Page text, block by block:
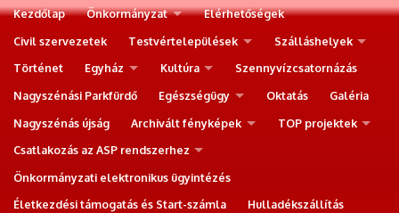
Kezdőlap Önkormányzat
Elérhetőségek
Civil szervezetek
Testvértelepülések
Szálláshelyek
Történet
Egyház Kultúra
Szennyvízcsatornázás
Nagyszénási Parkfürdő
Egészségügy Oktatás
Galéria
Nagyszénás újság
Archivált fényképek
TOP projektek
Csatlakozás az ASP rendszerhez
Önkormányzati elektronikus ügyintézés
Életkezdési támogatás és Start-számla
Hulladékszállítás